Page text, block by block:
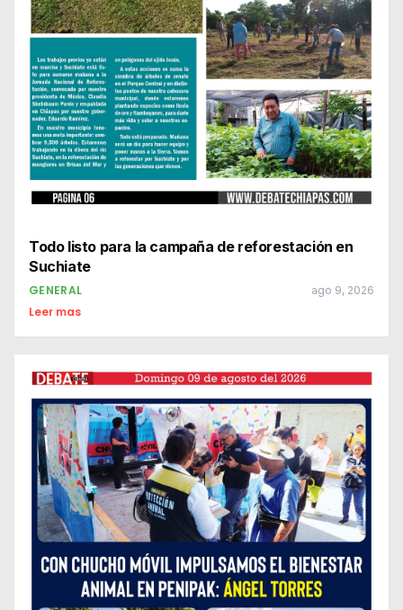
Todo listo para la campaña de reforestación en
Suchiate
GENERAL ago 9, 2026
Leer mas